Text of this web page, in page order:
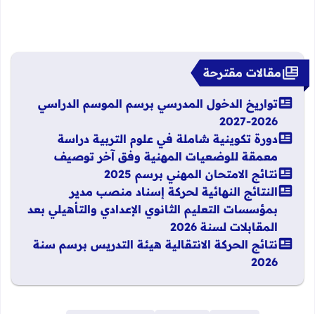
مقالات مقترحة
تواريخ الدخول المدرسي برسم الموسم الدراسي
2026-2027
دورة تكوينية شاملة في علوم التربية دراسة
معمقة للوضعيات المهنية وفق آخر توصيف
نتائج الامتحان المهني برسم 2025
النتائج النهائية لحركة إسناد منصب مدير
بمؤسسات التعليم الثانوي الإعدادي والتأهيلي بعد
المقابلات لسنة 2026
نتائج الحركة الانتقالية هيئة التدريس برسم سنة
2026